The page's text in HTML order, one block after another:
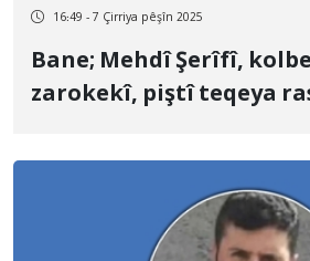
16:49 - 7 Çirriya pêşîn 2025
Bane; Mehdî Şerîfî,
zarokekî, piştî teqeya
kuştin